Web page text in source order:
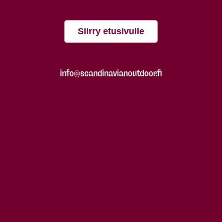
Siirry etusivulle
info@scandinavianoutdoor.fi